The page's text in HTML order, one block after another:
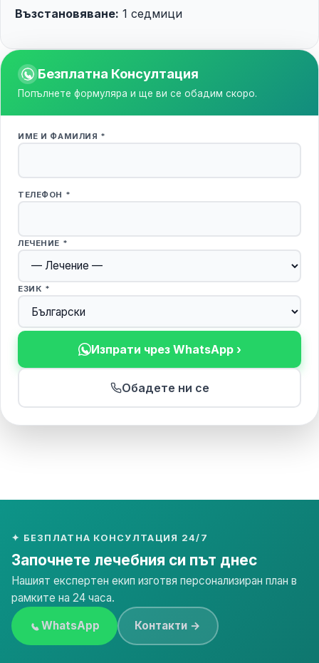
Възстановяване: 1 седмици
Безплатна Консултация
Попълнете формуляра и ще ви се обадим скоро.
ИМЕ И ФАМИЛИЯ *
ТЕЛЕФОН *
ЛЕЧЕНИЕ *
ЕЗИК *
Изпрати чрез WhatsApp ›
Обадете ни се
✦ БЕЗПЛАТНА КОНСУЛТАЦИЯ 24/7
Започнете лечебния си път днес
Нашият експертен екип изготвя персонализиран план в
рамките на 24 часа.
WhatsApp Контакти →